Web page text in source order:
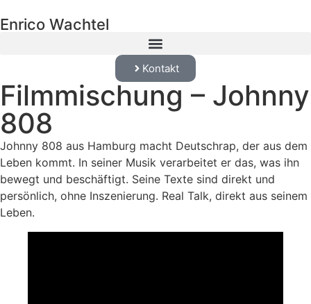
Enrico Wachtel
Kontakt
Filmmischung – Johnny
808
Johnny 808 aus Hamburg macht Deutschrap, der aus dem
Leben kommt. In seiner Musik verarbeitet er das, was ihn
bewegt und beschäftigt. Seine Texte sind direkt und
persönlich, ohne Inszenierung. Real Talk, direkt aus seinem
Leben.